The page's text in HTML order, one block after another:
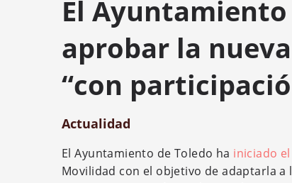
El
aprobar la
“con
Actualidad
El Ayuntamiento de Toledo ha iniciado
Movilidad con el objetivo de adaptarla